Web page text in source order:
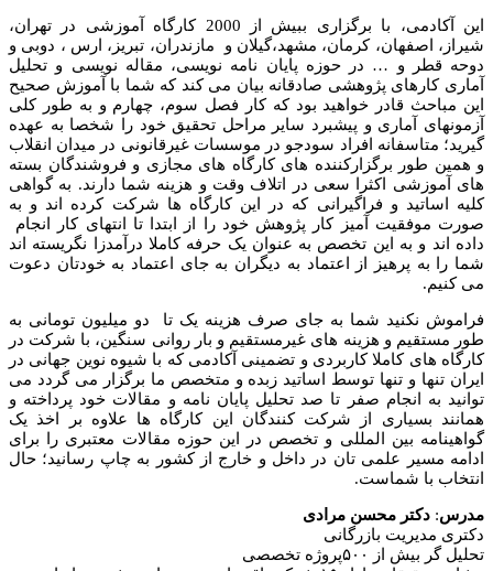
این آکادمی، با برگزاری ببیش از 2000 کارگاه آموزشی در تهران،
شیراز، اصفهان، کرمان، مشهد،گیلان و مازندران، تبریز، ارس ، دوبی و
دوحه قطر و … در حوزه پایان نامه نویسی، مقاله نویسی و تحلیل
آماری کارهای پژوهشی صادقانه بیان می کند که شما با آموزش صحیح
این مباحث قادر خواهید بود که کار فصل سوم، چهارم و به طور کلی
آزمونهای آماری و پیشبرد سایر مراحل تحقیق خود را شخصا به عهده
گیرید؛ متاسفانه افراد سودجو در موسسات غیرقانونی در میدان انقلاب
و همین طور برگزارکننده های کارگاه های مجازی و فروشندگان بسته
های آموزشی اکثرا سعی در اتلاف وقت و هزینه شما دارند. به گواهی
کلیه اساتید و فراگیرانی که در این کارگاه ها شرکت کرده اند و به
صورت موفقیت آمیز کار پژوهش خود را از ابتدا تا انتهای کار انجام
داده اند و به این تخصص به عنوان یک حرفه کاملا درآمدزا نگریسته اند
شما را به پرهیز از اعتماد به دیگران به جای اعتماد به خودتان دعوت
می کنیم.
فراموش نکنید شما به جای صرف هزینه یک تا دو میلیون تومانی به
طور مستقیم و هزینه های غیرمستقیم و بار روانی سنگین، با شرکت در
کارگاه های کاملا کاربردی و تضمینی آکادمی که با شیوه نوین جهانی در
ایران تنها و تنها توسط اساتید زبده و متخصص ما برگزار می گردد می
توانید به انجام صفر تا صد تحلیل پایان نامه و مقالات خود پرداخته و
همانند بسیاری از شرکت کنندگان این کارگاه ها علاوه بر اخذ یک
گواهینامه بین المللی و تخصص در این حوزه مقالات معتبری را برای
ادامه مسیر علمی تان در داخل و خارج از کشور به چاپ رسانید؛ حال
انتخاب با شماست.
مدرس: دکتر محسن مرادی
دکتری مدیریت بازرگانی
تحلیل گر بیش از ۵۰۰پروژه تخصصی